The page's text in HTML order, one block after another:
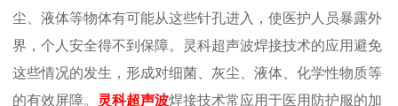
尘、液体等物体有可能从这些针孔进入，使医护人员暴露外
界，个人安全得不到保障。灵科超声波焊接技术的应用避免
这些情况的发生，形成对细菌、灰尘、液体、化学性物质等
的有效屏障。
灵科超声波焊接技术常应用于医用防护服的加